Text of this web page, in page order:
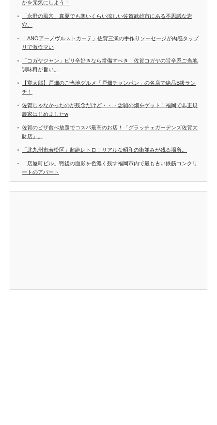
かを元気にしよう！
「永野の風穴」真夏でも寒いくらい涼しい佐賀武雄市にある不思議な岩
穴。
「ANOアーノヴルストカーテ」佐賀三瀬の手作りソーセージが肉感タップ
リで激ウマい
「コガヤジャン」ピリ辛好きなら常備すべき！佐賀コガヤの旨辛系ご当地
調味料が旨い。
【寛太郎】戸畑のご当地グルメ「戸畑チャンポン」の名店で絶品B級ラン
チ！
佐賀じゃなかったのが残念だけど・・・念願の畑をゲット！福岡で非正規
農家はじめましたw
佐賀のピザ食べ放題でコスパ最高のお店！「グラッチェガーデンズ佐賀大
財店」。
「北九州市若松区」超絶レトロ！リアルな昭和の街並みが残る場所。
「店屋町ビル」戦後の面影を色濃く残す福岡市内で最も古い鉄筋コンクリ
ートのアパート